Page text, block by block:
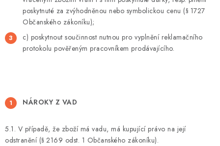
poskytnuté za zvýhodněnou nebo symbolickou cenu (§ 1727
Občanského zákoníku);
c) poskytnout součinnost nutnou pro vyplnění reklamačního
protokolu pověřeným pracovníkem prodávajícího.
NÁROKY Z VAD
5.1. V případě, že zboží má vadu, má kupující právo na její
odstranění (§ 2169 odst. 1 Občanského zákoníku).